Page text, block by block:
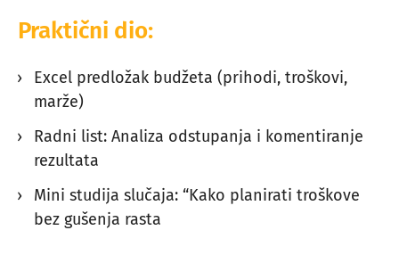
Praktični dio:
Excel predložak budžeta (prihodi, troškovi,
marže)
Radni list: Analiza odstupanja i komentiranje
rezultata
Mini studija slučaja: “Kako planirati troškove
bez gušenja rasta